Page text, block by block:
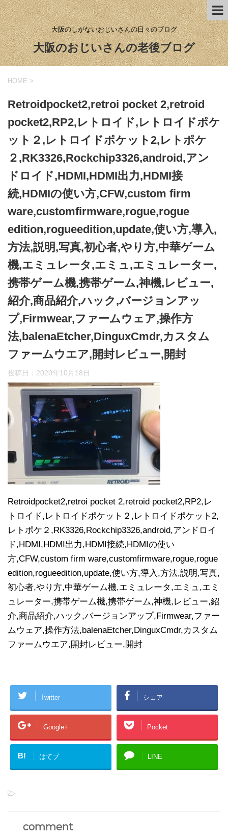
大阪のしがないおじいさんの日々のブログ
大阪のおじいさんの老後ブログ
HOME >
Retroidpocket2,retroi pocket 2,retroid
pocket2,RP2,レトロイド,レトロイドポケ
ット２,レトロイドポケット2,レトポケ
２,RK3326,Rockchip3326,android,アン
ドロイド,HDMI,HDMI出力,HDMI接
続,HDMIの使い方,CFW,custom firm
ware,customfirmware,rogue,rogue
edition,rogueedition,update,使い方,導入,
方法,説明,写真,初心者,やり方,中華ゲーム
機,エミュレータ,エミュ,エミュレーター,
携帯ゲーム機,携帯ゲーム,神機,レビュー,
紹介,商品紹介,ハック,バージョンアッ
プ,Firmwear,ファームウェア,操作方
法,balenaEtcher,DinguxCmdr,カスタム
ファームウエア,開封レビュー,開封
投稿日： 2020年10月18日
Retroidpocket2,retroi pocket 2,retroid pocket2,RP2,レ
トロイド,レトロイドポケット２,レトロイドポケット2,
レトポケ２,RK3326,Rockchip3326,android,アンドロイ
ド,HDMI,HDMI出力,HDMI接続,HDMIの使い
方,CFW,custom firm ware,customfirmware,rogue,rogue
edition,rogueedition,update,使い方,導入,方法,説明,写真,
初心者,やり方,中華ゲーム機,エミュレータ,エミュ,エミ
ュレーター,携帯ゲーム機,携帯ゲーム,神機,レビュー,紹
介,商品紹介,ハック,バージョンアップ,Firmwear,ファー
ムウェア,操作方法,balenaEtcher,DinguxCmdr,カスタム
ファームウエア,開封レビュー,開封
Twitter シェア
Google+ Pocket
B! はてブ LINE
-
comment